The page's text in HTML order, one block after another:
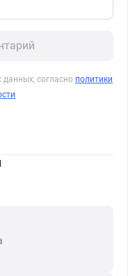
данных, согласно политики